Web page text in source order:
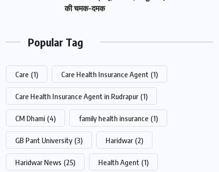
की चमक-दमक
Popular Tag
Care (1) Care Health Insurance Agent (1)
Care Health Insurance Agent in Rudrapur (1)
CM Dhami (4) family health insurance (1)
GB Pant University (3) Haridwar (2)
Haridwar News (25) Health Agent (1)